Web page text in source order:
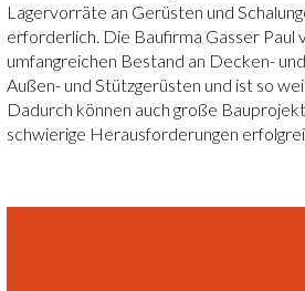
Lagervorräte an Gerüsten und
erforderlich. Die Baufirma Gasser Paul
umfangreichen Bestand an Decken-
Außen- und Stützgerüsten und ist so
Dadurch können auch große
schwierige Herausforderungen